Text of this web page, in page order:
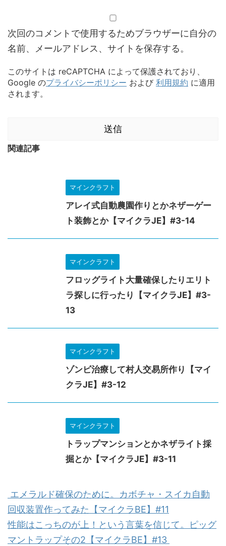
次回のコメントで使用するためブラウザーに自分の
名前、メールアドレス、サイトを保存する。
このサイトは reCAPTCHA によって保護されており、
Google のプライバシーポリシー および 利用規約 に適用
されます。
関連記事
マインクラフト
アレイ式自動農園作りとかネザーゲー
ト装飾とか【マイクラJE】#3-14
マインクラフト
フロッグライト大量確保したりエリト
ラ探しに行ったり【マイクラJE】#3-
13
マインクラフト
ゾンビ治療して村人交易所作り【マイ
クラJE】#3-12
マインクラフト
トラップマンションとかネザライト採
掘とか【マイクラJE】#3-11
エメラルド確保のために。カボチャ・スイカ自動
回収装置作ってみた【マイクラBE】#11
性能はこっちのが上！という言葉を信じて。ピッグ
マントラップその2【マイクラBE】#13